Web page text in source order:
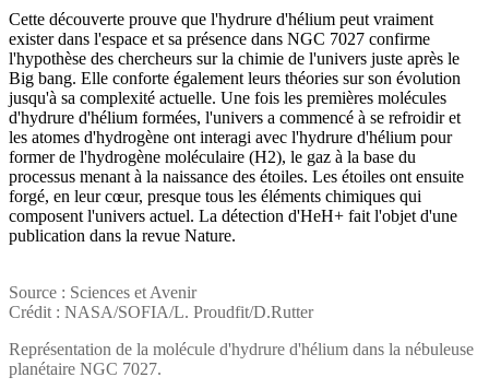
Cette découverte prouve que l'hydrure d'hélium peut vraiment
exister dans l'espace et sa présence dans NGC 7027 confirme
l'hypothèse des chercheurs sur la chimie de l'univers juste après le
Big bang. Elle conforte également leurs théories sur son évolution
jusqu'à sa complexité actuelle. Une fois les premières molécules
d'hydrure d'hélium formées, l'univers a commencé à se refroidir et
les atomes d'hydrogène ont interagi avec l'hydrure d'hélium pour
former de l'hydrogène moléculaire (H2), le gaz à la base du
processus menant à la naissance des étoiles. Les étoiles ont ensuite
forgé, en leur cœur, presque tous les éléments chimiques qui
composent l'univers actuel. La détection d'HeH+ fait l'objet d'une
publication dans la revue Nature.
Source : Sciences et Avenir
Crédit : NASA/SOFIA/L. Proudfit/D.Rutter
Représentation de la molécule d'hydrure d'hélium dans la nébuleuse
planétaire NGC 7027.